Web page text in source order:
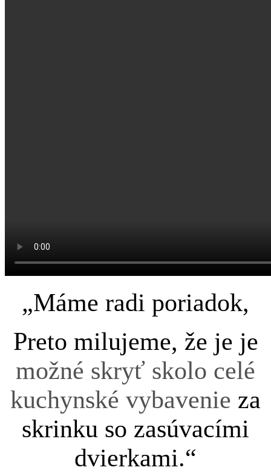
„Máme radi poriadok,
Preto milujeme, že je je
možné skryť skolo celé
kuchynské vybavenie za
skrinku so zasúvacími
dvierkami.“